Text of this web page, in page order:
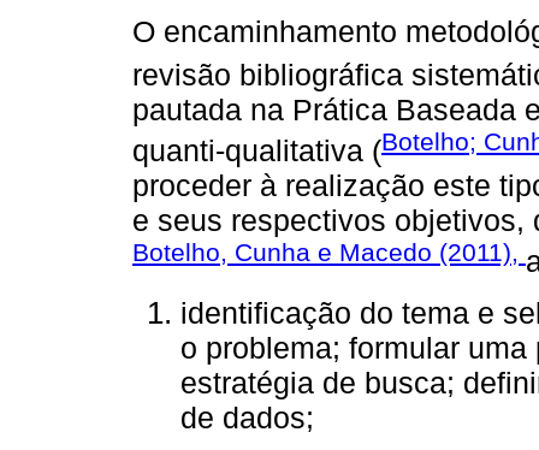
O encaminhamento
revisão bibliográfica
pautada na Prática Baseada
quanti-qualitativa (Botelho;
proceder à realização este
e seus respectivos objetivos,
Botelho, Cunha e Macedo (2011),
identificação do tema e
o problema; formular
estratégia de busca;
de dados;